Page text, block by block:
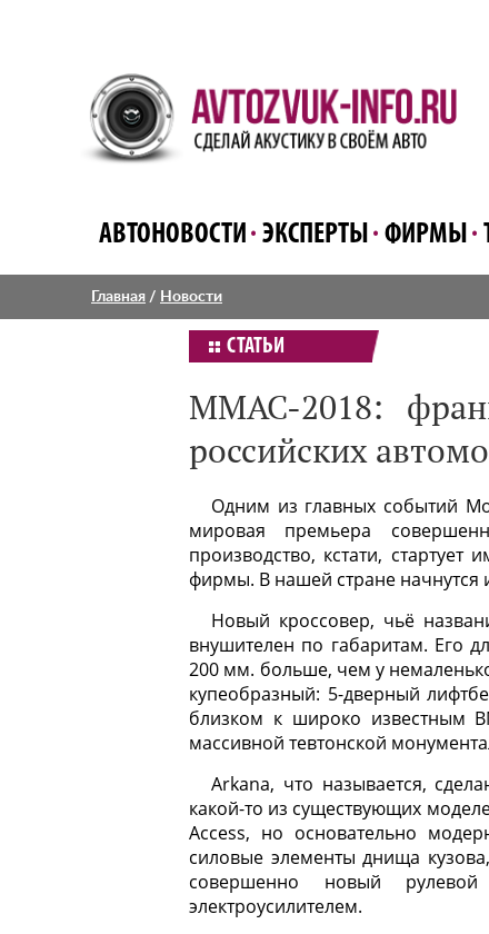
АВТОНОВОСТИ ЭКСПЕРТЫ ФИРМЫ
Главная / Новости
СТАТЬИ
ММАС-2018:
российских
Одним из главных событий
мировая премьера
производство, кстати,
фирмы. В нашей стране начнутся
Новый кроссовер, чьё
внушителен по габаритам. Его
200 мм. больше, чем у
купеобразный: 5-дверный
близком к широко известным
массивной тевтонской
Arkana, что называется,
какой-то из существующих
Access, но основательно
силовые элементы днища
совершенно новый
электроусилителем.